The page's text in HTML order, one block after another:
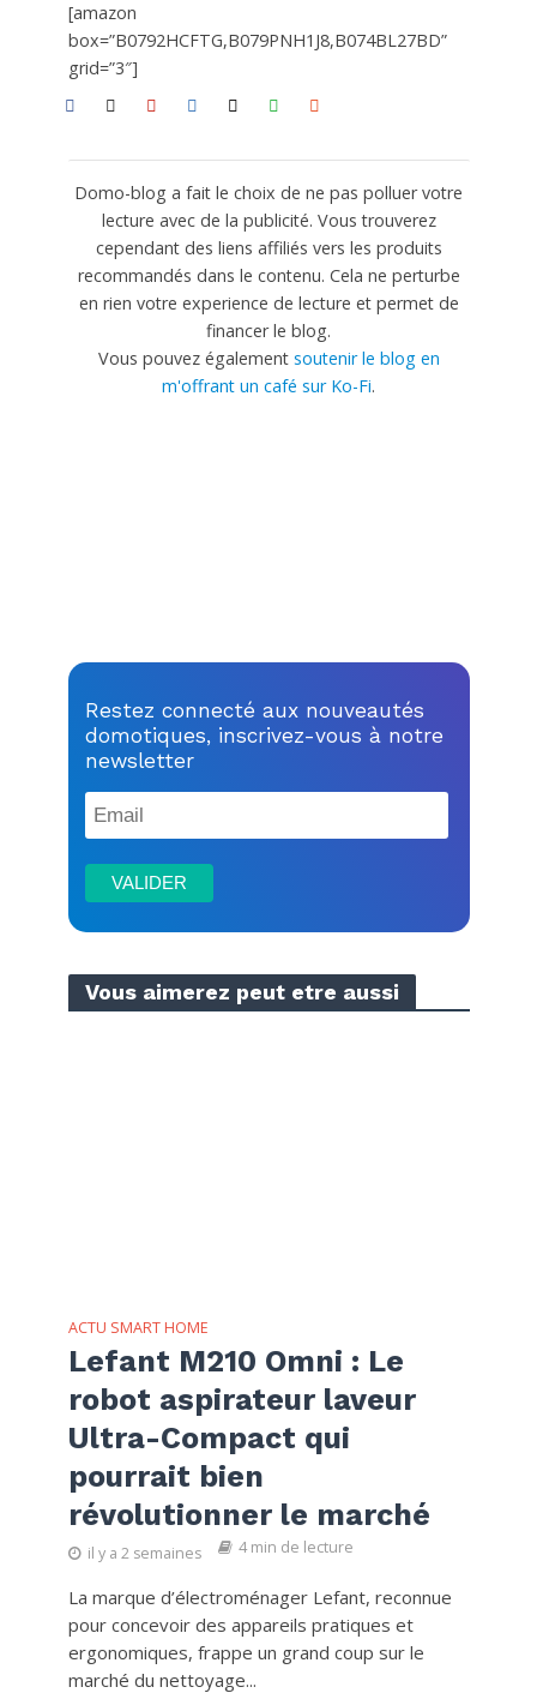
[amazon
box=”B0792HCFTG,B079PNH1J8,B074BL27BD”
grid=”3″]
Domo-blog a fait le choix de ne pas polluer votre
lecture avec de la publicité. Vous trouverez
cependant des liens affiliés vers les produits
recommandés dans le contenu. Cela ne perturbe
en rien votre experience de lecture et permet de
financer le blog.
Vous pouvez également soutenir le blog en
m'offrant un café sur Ko-Fi.
Restez connecté aux nouveautés
domotiques, inscrivez-vous à notre
newsletter
Vous aimerez peut etre aussi
ACTU SMART HOME
Lefant M210 Omni : Le
robot aspirateur laveur
Ultra-Compact qui
pourrait bien
révolutionner le marché
il y a 2 semaines 4 min de lecture
La marque d’électroménager Lefant, reconnue
pour concevoir des appareils pratiques et
ergonomiques, frappe un grand coup sur le
marché du nettoyage...